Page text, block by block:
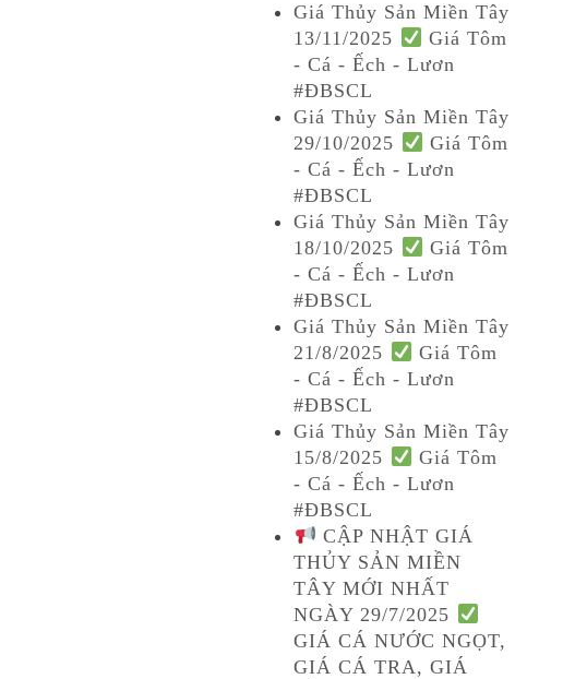
Giá Thủy Sản Miền Tây
13/11/2025
Giá Tôm
- Cá - Ếch - Lươn
#ĐBSCL
Giá Thủy Sản Miền Tây
29/10/2025
Giá Tôm
- Cá - Ếch - Lươn
#ĐBSCL
Giá Thủy Sản Miền Tây
18/10/2025
Giá Tôm
- Cá - Ếch - Lươn
#ĐBSCL
Giá Thủy Sản Miền Tây
21/8/2025
Giá Tôm
- Cá - Ếch - Lươn
#ĐBSCL
Giá Thủy Sản Miền Tây
15/8/2025
Giá Tôm
- Cá - Ếch - Lươn
#ĐBSCL
CẬP NHẬT GIÁ
THỦY SẢN MIỀN
TÂY MỚI NHẤT
NGÀY 29/7/2025
GIÁ CÁ NƯỚC NGỌT,
GIÁ CÁ TRA, GIÁ